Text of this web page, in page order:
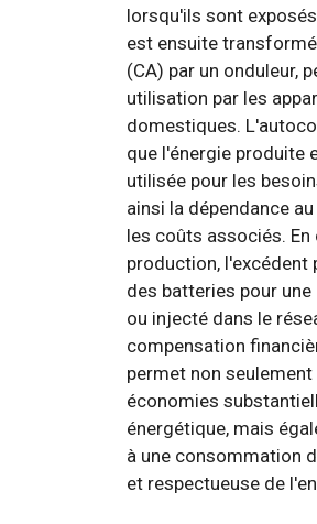
lorsqu'ils sont
est ensuite
(CA) par un onduleur,
utilisation par les
domestiques.
que l'énergie produite
utilisée pour les
ainsi la dépendance
les coûts associés.
production, l'excédent
des batteries pour
ou injecté dans le
compensation
permet non
économies
énergétique, mais
à une consommation
et respectueuse de